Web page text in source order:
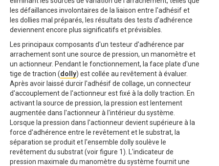
les défaillances involontaires de la liaison entre l'adhésif et
les dollies mal préparés, les résultats des tests d'adhérence
deviennent encore plus significatifs et prévisibles.
Les principaux composants d'un testeur d'adhérence par
arrachement sont une source de pression, un manomètre et
un actionneur. Pendant le fonctionnement, la face plate d'une
tige de traction (dolly) est collée au revêtement à évaluer.
Après avoir laissé durcir l'adhésif de collage, un connecteur
d'accouplement de l'actionneur est fixé à la dolly traction. En
activant la source de pression, la pression est lentement
augmentée dans l'actionneur à l'intérieur du système.
Lorsque la pression dans l'actionneur devient supérieure à la
force d'adhérence entre le revêtement et le substrat, la
séparation se produit et l'ensemble dolly soulève le
revêtement du substrat (voir figure 1). L'indicateur de
pression maximale du manomètre du système fournit une